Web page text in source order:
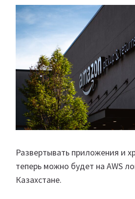
Развертывать приложения и
теперь можно будет на AWS
Казахстане.